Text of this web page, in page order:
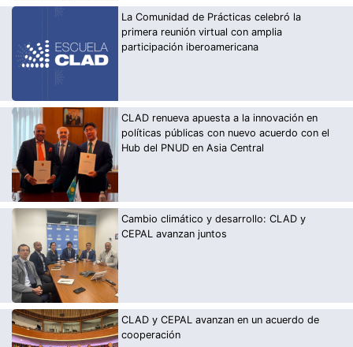
La Comunidad de Prácticas celebró la
primera reunión virtual con amplia
participación iberoamericana
CLAD renueva apuesta a la innovación en
políticas públicas con nuevo acuerdo con el
Hub del PNUD en Asia Central
Cambio climático y desarrollo: CLAD y
CEPAL avanzan juntos
CLAD y CEPAL avanzan en un acuerdo de
cooperación